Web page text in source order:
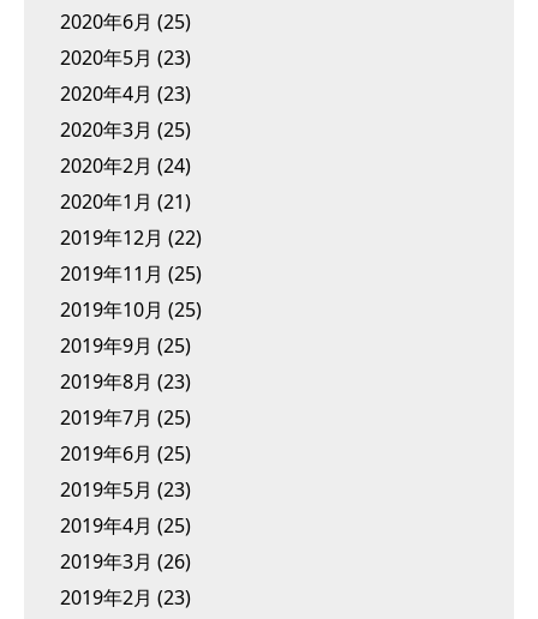
2020年6月 (25)
2020年5月 (23)
2020年4月 (23)
2020年3月 (25)
2020年2月 (24)
2020年1月 (21)
2019年12月 (22)
2019年11月 (25)
2019年10月 (25)
2019年9月 (25)
2019年8月 (23)
2019年7月 (25)
2019年6月 (25)
2019年5月 (23)
2019年4月 (25)
2019年3月 (26)
2019年2月 (23)